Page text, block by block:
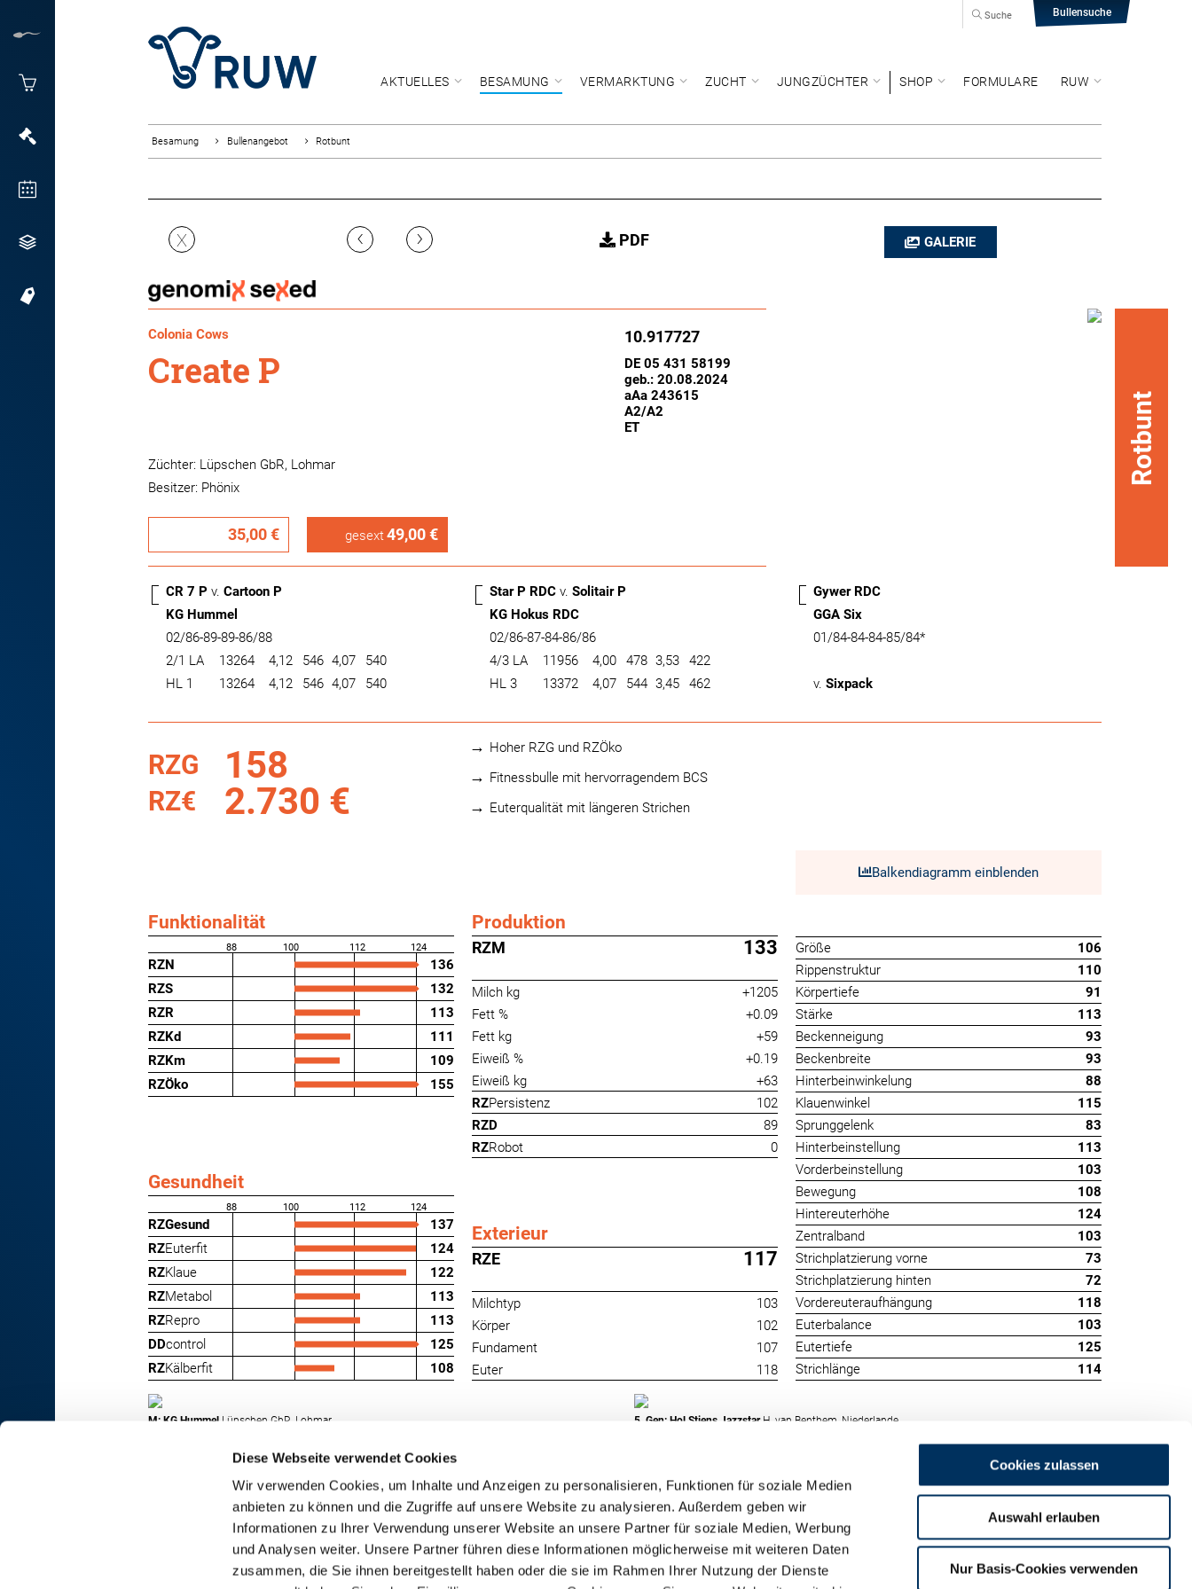
Diese Webseite verwendet Cookies
Wir verwenden Cookies, um Inhalte und Anzeigen zu personalisieren, Funktionen für soziale Medien
anbieten zu können und die Zugriffe auf unsere Website zu analysieren. Außerdem geben wir
Informationen zu Ihrer Verwendung unserer Website an unsere Partner für soziale Medien, Werbung
und Analysen weiter. Unsere Partner führen diese Informationen möglicherweise mit weiteren Daten
zusammen, die Sie ihnen bereitgestellt haben oder die sie im Rahmen Ihrer Nutzung der Dienste
Cookies zulassen
Auswahl erlauben
Nur Basis-Cookies verwenden
Bullensuche
Suche
AKTUELLES BESAMUNG VERMARKTUNG ZUCHT JUNGZÜCHTER SHOP FORMULARE RUW
Besamung Bullenangebot Rotbunt
X ‹ › PDF GALERIE
Colonia Cows
Create P
10.917727
DE 05 431 58199
geb.: 20.08.2024
aAa 243615
A2/A2
ET
Züchter: Lüpschen GbR, Lohmar
Besitzer: Phönix
35,00 € gesext49,00 €
Rotbunt
CR 7 P v. Cartoon P
KG Hummel
02/86-89-89-86/88
2/1 LA
13264 4,12 546 4,07
540
HL 1
13264 4,12 546 4,07 540
Star P RDC v. Solitair P
KG Hokus RDC
02/86-87-84-86/86
4/3 LA
11956 4,00 478 3,53
422
HL 3
13372 4,07 544 3,45 462
Gywer RDC
GGA Six
01/84-84-84-85/84*
v. Sixpack
RZG 158
RZ€ 2.730 €
Hoher RZG und RZÖko
Fitnessbulle mit hervorragendem BCS
Euterqualität mit längeren Strichen
Balkendiagramm einblenden
Funktionalität
88 100 112 124
RZN
136
RZS
132
RZR
113
RZKd
111
RZKm
109
RZÖko
155
Gesundheit
88 100 112 124
RZGesund
137
RZEuterfit
124
RZKlaue
122
RZMetabol
113
RZRepro
113
DDcontrol
125
RZKälberfit 108
Produktion
RZM 133
Milch kg
+1205
Fett %
+0.09
Fett kg
+59
Eiweiß %
+0.19
Eiweiß kg
+63
RZPersistenz
102
RZD
89
RZRobot 0
Exterieur
RZE 117
Milchtyp
103
Körper
102
Fundament
107
Euter
118
Größe
106
Rippenstruktur
110
Körpertiefe
91
Stärke
113
Beckenneigung
93
Beckenbreite
93
Hinterbeinwinkelung
88
Klauenwinkel
115
Sprunggelenk
83
Hinterbeinstellung
113
Vorderbeinstellung
103
Bewegung
108
Hintereuterhöhe
124
Zentralband
103
Strichplatzierung vorne
73
Strichplatzierung hinten
72
Vordereuteraufhängung
118
Euterbalance
103
Eutertiefe
125
Strichlänge
114
M: KG Hummel Lüpschen GbR, Lohmar 5. Gen: Hol Stiens JazzstarH. van Benthem, Niederlande
RINDER-UNION WEST eG
RUW-Zentrale Münster
RUW-Regionalzentrum
Nordrhein
RUW-Regionalzentrum
Rheinland-Pfalz/Saarland